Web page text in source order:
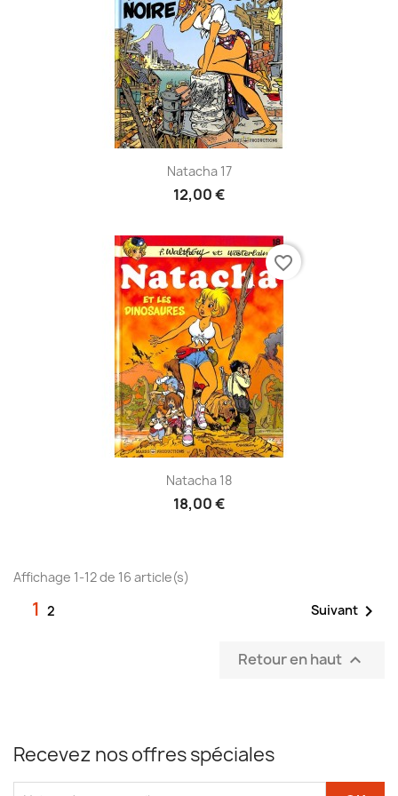
Natacha 17
12,00 €
Natacha 18
18,00 €
favorite_border
Affichage 1-12 de 16 article(s)
1 2 Suivant 
Retour en haut 
Recevez nos offres spéciales